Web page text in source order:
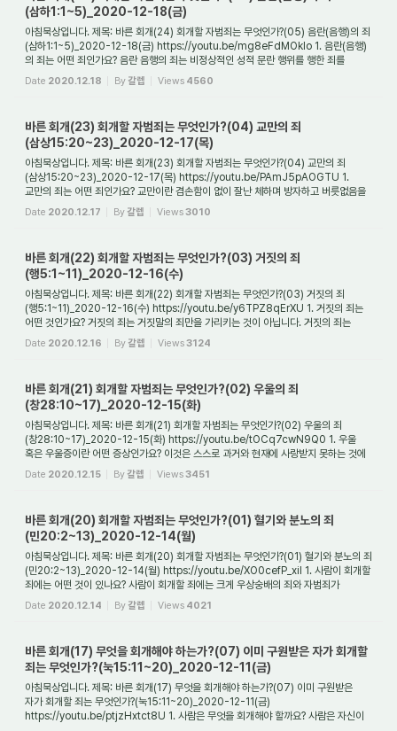
(삼하1:1~5)_2020-12-18(금)
아침묵상입니다. 제목: 바른 회개(24) 회개할 자범죄는 무엇인가?(05) 음란(음행)의 죄
(삼하1:1~5)_2020-12-18(금) https://youtu.be/mg8eFdMOklo 1. 음란(음행)
의 죄는 어떤 죄인가요? 음란 음행의 죄는 비정상적인 성적 문란 행위를 행한 죄를
가리킵니다. ...
Date 2020.12.18 By갈렙 Views 4560
바른 회개(23) 회개할 자범죄는 무엇인가?(04) 교만의 죄
(삼상15:20~23)_2020-12-17(목)
아침묵상입니다. 제목: 바른 회개(23) 회개할 자범죄는 무엇인가?(04) 교만의 죄
(삼상15:20~23)_2020-12-17(목) https://youtu.be/PAmJ5pAOGTU 1.
교만의 죄는 어떤 죄인가요? 교만이란 겸손함이 없이 잘난 체하며 방자하고 버릇없음을
일컫는 말로서, 자신을 ...
Date 2020.12.17 By갈렙 Views3010
바른 회개(22) 회개할 자범죄는 무엇인가?(03) 거짓의 죄
(행5:1~11)_2020-12-16(수)
아침묵상입니다. 제목: 바른 회개(22) 회개할 자범죄는 무엇인가?(03) 거짓의 죄
(행5:1~11)_2020-12-16(수) https://youtu.be/y6TPZ8qErXU 1. 거짓의 죄는
어떤 것인가요? 거짓의 죄는 거짓말의 죄만을 가리키는 것이 아닙니다. 거짓의 죄는
진리를 따르지 않...
Date 2020.12.16 By갈렙 Views3124
바른 회개(21) 회개할 자범죄는 무엇인가?(02) 우울의 죄
(창28:10~17)_2020-12-15(화)
아침묵상입니다. 제목: 바른 회개(21) 회개할 자범죄는 무엇인가?(02) 우울의 죄
(창28:10~17)_2020-12-15(화) https://youtu.be/tOCq7cwN9Q0 1. 우울
혹은 우울증이란 어떤 증상인가요? 이것은 스스로 과거와 현재에 사랑받지 못하는 것에
대한 상처 때문에 근...
Date 2020.12.15 By갈렙 Views3451
바른 회개(20) 회개할 자범죄는 무엇인가?(01) 혈기와 분노의 죄
(민20:2~13)_2020-12-14(월)
아침묵상입니다. 제목: 바른 회개(20) 회개할 자범죄는 무엇인가?(01) 혈기와 분노의 죄
(민20:2~13)_2020-12-14(월) https://youtu.be/XO0cefP_xiI 1. 사람이 회개할
죄에는 어떤 것이 있나요? 사람이 회개할 죄에는 크게 우상숭배의 죄와 자범죄가
있습니다. ...
Date 2020.12.14 By갈렙 Views 4021
바른 회개(17) 무엇을 회개해야 하는가?(07) 이미 구원받은 자가 회개할
죄는 무엇인가?(눅15:11~20)_2020-12-11(금)
아침묵상입니다. 제목: 바른 회개(17) 무엇을 회개해야 하는가?(07) 이미 구원받은
자가 회개할 죄는 무엇인가?(눅15:11~20)_2020-12-11(금)
https://youtu.be/ptjzHxtct8U 1. 사람은 무엇을 회개해야 할까요? 사람은 자신이